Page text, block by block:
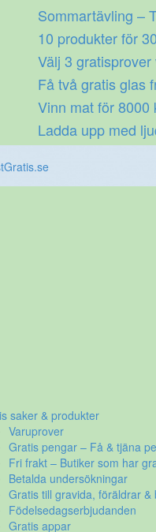
Sommartävling –
10 produkter för
Välj 3
Få två gratis glas
Vinn mat för 8000
Ladda upp med
saker & produkter
Varuprover
Gratis pengar – Få & tjäna
Fri frakt – Butiker som har
Betalda undersökningar
Gratis till gravida, föräldrar &
Födelsedagserbjudanden
Gratis appar